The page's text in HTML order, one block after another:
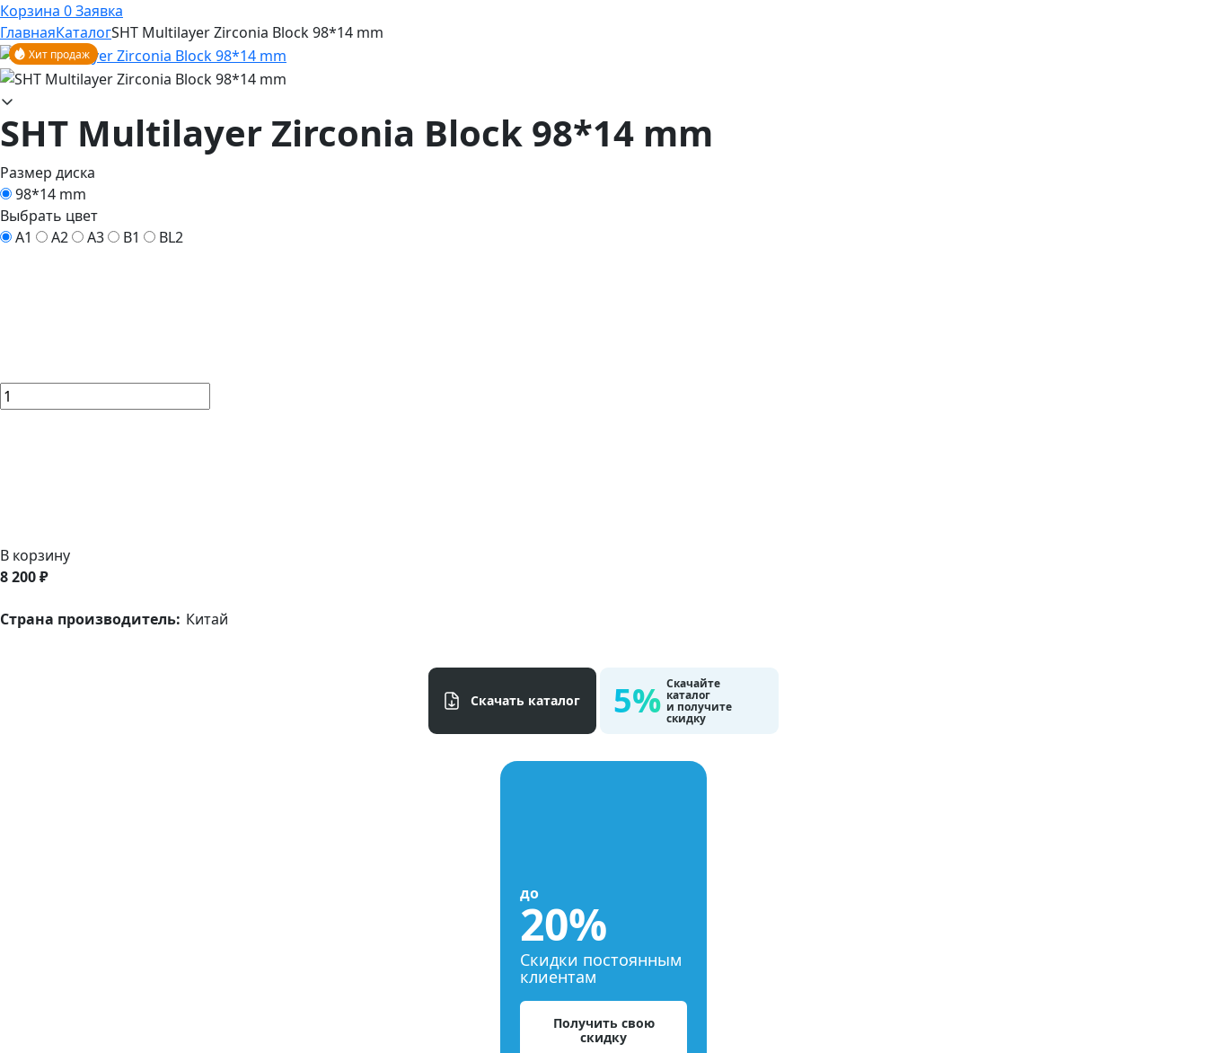
Корзина 0Заявка
ГлавнаяКаталогSHT Multilayer Zirconia Block 98*14 mm
Хит продаж
SHT Multilayer Zirconia Block 98*14 mm
Размер диска
98*14 mm
Выбрать цвет
A1
A2 A3 B1 BL2
В корзину
8 200 ₽
Страна производитель: Китай
Cкачать каталог 5% Скачайте
каталог
и получите
скидку
до
20%
Скидки постоянным
клиентам
Получить свою
скидку